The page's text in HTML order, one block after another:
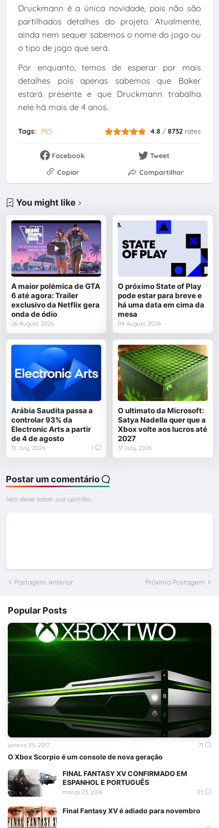
Druckmann é a única novidade, pois não são
partilhados detalhes do projeto. Atualmente,
ainda nem sequer sabemos o nome do jogo ou
o tipo de jogo que será.
Por enquanto, temos de esperar por mais
detalhes pois apenas sabemos que Baker
estará presente e que Druckmann trabalha
nele há mais de 4 anos.
Tags: Ps5 4.8 / 8732 rates
Facebook
Tweet
Copiar
Compartilhar
You might like
A maior polémica de GTA
6 até agora: Trailer
exclusivo da Netflix gera
onda de ódio
06 August, 2026
O próximo State of Play
pode estar para breve e
há uma data em cima da
mesa
04 August, 2026
Arábia Saudita passa a
controlar 93% da
Electronic Arts a partir
de 4 de agosto
31 July, 2026 1
O ultimato da Microsoft:
Satya Nadella quer que a
Xbox volte aos lucros até
2027
31 July, 2026
Postar um comentário
Nos deixe saber sua opinião...
Postagem Anterior Próxima Postagem
Popular Posts
O Xbox Scorpio é um console de nova geração
janeiro 25, 2017 71
FINAL FANTASY XV CONFIRMADO EM
ESPANHOL E PORTUGUÊS
março 23, 2016 23
Final Fantasy XV é adiado para novembro